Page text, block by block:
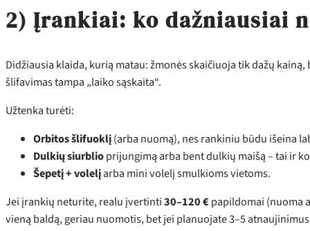
2) Įrankiai: ko dažniausiai
Didžiausia klaida, kurią matau: žmonės skaičiuoja tik dažų
šlifavimas tampa „laiko sąskaita“.
Užtenka turėti:
Orbitos šlifuoklį(arba nuomą), nes rankiniu būdu išeina
Dulkių siurblioprijungimą arba bent dulkių maišą – tai ir
Šepetį + volelįarba mini volelį smulkioms vietoms.
Jei įrankių neturite, realu įvertinti30–120 € papildomai (nuoma
vieną baldą, geriau nuomotis, bet jei planuojate 3–5